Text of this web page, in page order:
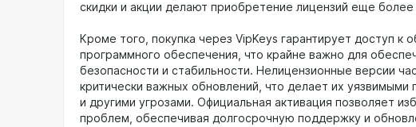
скидки и акции делают приобретение лицензий еще
Кроме того, покупка через VipKeys гарантирует доступ к
программного обеспечения, что крайне важно для
безопасности и стабильности. Нелицензионные версии
критически важных обновлений, что делает их уязвимыми
и другими угрозами. Официальная активация позволяет
проблем, обеспечивая долгосрочную поддержку и